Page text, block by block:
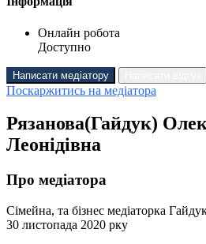
Онлайн робота
Доступно
Написати медіатору
Поскаржитись на медіатора
Рязанова(Гайдук)
Леонідівна
Про медіатора
Сімейна, та бізнес медіаторка
30 листопада 2020 рку